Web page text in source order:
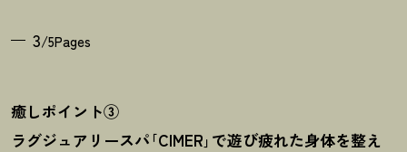
3/5Pages
癒しポイント③
ラグジュアリースパ｢CIMER｣で遊び疲れた身体を整え